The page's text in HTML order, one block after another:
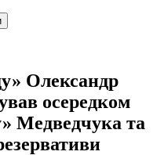
Олександр
осередком
Медведчука та